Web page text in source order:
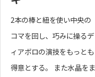
2本の棒と紐を使い中央の
コマを回し、巧みに操るデ
ィアボロの演技をもっとも
得意とする。 また水晶をま